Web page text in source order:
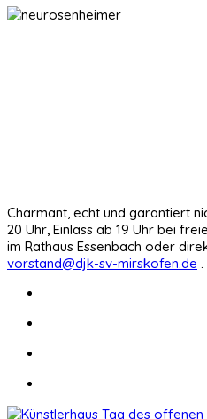
Charmant, echt und garantiert
20 Uhr, Einlass ab 19 Uhr bei
im Rathaus Essenbach oder
vorstand@djk-sv-mirskofen.de